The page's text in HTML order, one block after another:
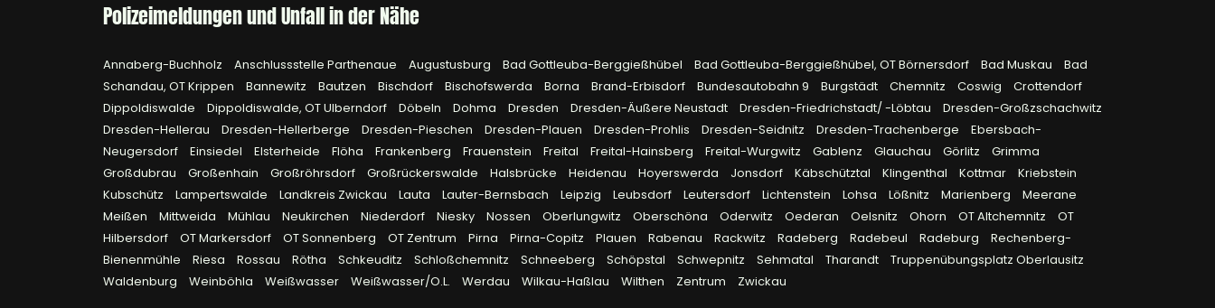
Polizeimeldungen und Unfall in der Nähe
Annaberg-Buchholz Anschlussstelle Parthenaue Augustusburg Bad Gottleuba-Berggießhübel Bad Gottleuba-Berggießhübel, OT Börnersdorf Bad Muskau
Bad
Schandau, OT Krippen
Bannewitz Bautzen Bischdorf Bischofswerda Borna Brand-Erbisdorf Bundesautobahn 9 Burgstädt Chemnitz Coswig
Crottendorf
Dippoldiswalde
Dippoldiswalde, OT Ulberndorf Döbeln Dohma Dresden Dresden-Äußere Neustadt Dresden-Friedrichstadt/ -Löbtau
Dresden-Großzschachwitz
Dresden-Hellerau
Dresden-Hellerberge Dresden-Pieschen Dresden-Plauen Dresden-Prohlis Dresden-Seidnitz Dresden-Trachenberge
Ebersbach-
Neugersdorf
Einsiedel Elsterheide Flöha Frankenberg Frauenstein Freital Freital-Hainsberg Freital-Wurgwitz Gablenz Glauchau Görlitz
Grimma
Großdubrau
Großenhain Großröhrsdorf Großrückerswalde Halsbrücke Heidenau Hoyerswerda Jonsdorf Käbschütztal Klingenthal Kottmar
Kriebstein
Kubschütz
Lampertswalde Landkreis Zwickau Lauta Lauter-Bernsbach Leipzig Leubsdorf Leutersdorf Lichtenstein Lohsa Lößnitz Marienberg
Meerane
Meißen
Mittweida Mühlau Neukirchen Niederdorf Niesky Nossen Oberlungwitz Oberschöna Oderwitz Oederan Oelsnitz Ohorn OT Altchemnitz
OT
Hilbersdorf
OT Markersdorf OT Sonnenberg OT Zentrum Pirna Pirna-Copitz Plauen Rabenau Rackwitz Radeberg Radebeul Radeburg
Rechenberg-
Bienenmühle
Riesa Rossau Rötha Schkeuditz Schloßchemnitz Schneeberg Schöpstal Schwepnitz Sehmatal Tharandt
Truppenübungsplatz Oberlausitz
Waldenburg
Weinböhla Weißwasser Weißwasser/O.L. Werdau Wilkau-Haßlau Wilthen Zentrum Zwickau